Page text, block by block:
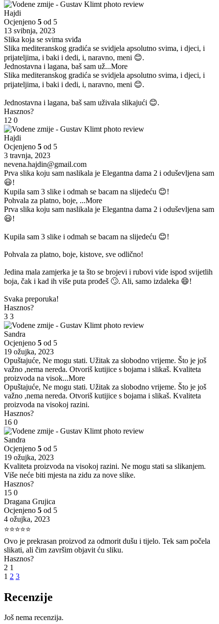
Hajdi
Ocjenjeno 5 od 5
13 svibnja, 2023
Slika koja se svima sviđa
Slika mediteranskog gradića se svidjela apsolutno svima, i djeci, i
prijateljima, i baki i dedi, i, naravno, meni 😊.
Jednostavna i lagana, baš sam už...More
Slika mediteranskog gradića se svidjela apsolutno svima, i djeci, i
prijateljima, i baki i dedi, i, naravno, meni 😊.
Jednostavna i lagana, baš sam uživala slikajući 😊.
Hasznos?
12 0
Hajdi
Ocjenjeno 5 od 5
3 travnja, 2023
nevena.hajdin@gmail.com
Prva slika koju sam naslikala je Elegantna dama 2 i oduševljena sam
😃!
Kupila sam 3 slike i odmah se bacam na slijedeću 😊!
Pohvala za platno, boje, ...More
Prva slika koju sam naslikala je Elegantna dama 2 i oduševljena sam
😃!
Kupila sam 3 slike i odmah se bacam na slijedeću 😊!
Pohvala za platno, boje, kistove, sve odlično!
Jedina mala zamjerka je ta što se brojevi i rubovi vide ispod svijetlih
boja, čak i kad ih više puta prođeš 🙄. Ali, samo izdaleka 😄!
Svaka preporuka!
Hasznos?
3 3
Sandra
Ocjenjeno 5 od 5
19 ožujka, 2023
Opuštajuće, Ne mogu stati. Užitak za slobodno vrijeme. Što je još
važno ,nema nereda. Otvoriš kutijice s bojama i slikaš. Kvaliteta
proizvoda na visok...More
Opuštajuće, Ne mogu stati. Užitak za slobodno vrijeme. Što je još
važno ,nema nereda. Otvoriš kutijice s bojama i slikaš. Kvaliteta
proizvoda na visokoj razini.
Hasznos?
16 0
Sandra
Ocjenjeno 5 od 5
19 ožujka, 2023
Kvaliteta proizvoda na visokoj razini. Ne mogu stati sa slikanjem.
Više neće biti mjesta na zidu za nove slike.
Hasznos?
15 0
Dragana Grujica
Ocjenjeno 5 od 5
4 ožujka, 2023
⭐⭐⭐⭐⭐
Ovo je prekrasan proizvod za odmorit dušu i tijelo. Tek sam počela
slikati, ali čim završim objavit ću sliku.
Hasznos?
2 1
1 2 3
Recenzije
Još nema recenzija.